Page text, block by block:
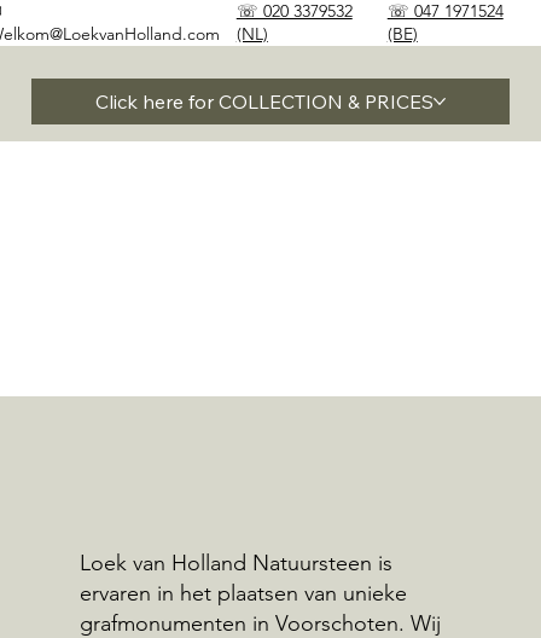
☏ 020 3379532
(NL)
☏ 047 1971524
(BE)
Click here for COLLECTION & PRICES
Loek van Holland Natuursteen is
ervaren in het plaatsen van unieke
grafmonumenten in Voorschoten. Wij